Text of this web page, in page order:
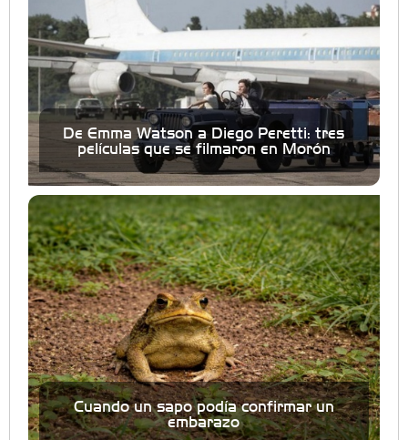
De Emma Watson a Diego Peretti: tres
películas que se filmaron en Morón
Cuando un sapo podía confirmar un
embarazo